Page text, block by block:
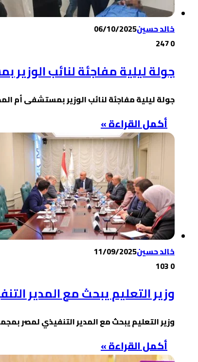
خالد حسين06/10/2025
0
جولة ليلية مفاجئة لنائب
جولة ليلية مفاجئة لنائب الوزير بمستشفى أم
أكمل القراءة »
خالد حسين11/09/2025
0
وزير التعليم يبحث مع المدير
وزير التعليم يبحث مع المدير التنفيذي لمصر
أكمل القراءة »